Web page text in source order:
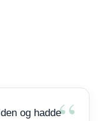
og hadde